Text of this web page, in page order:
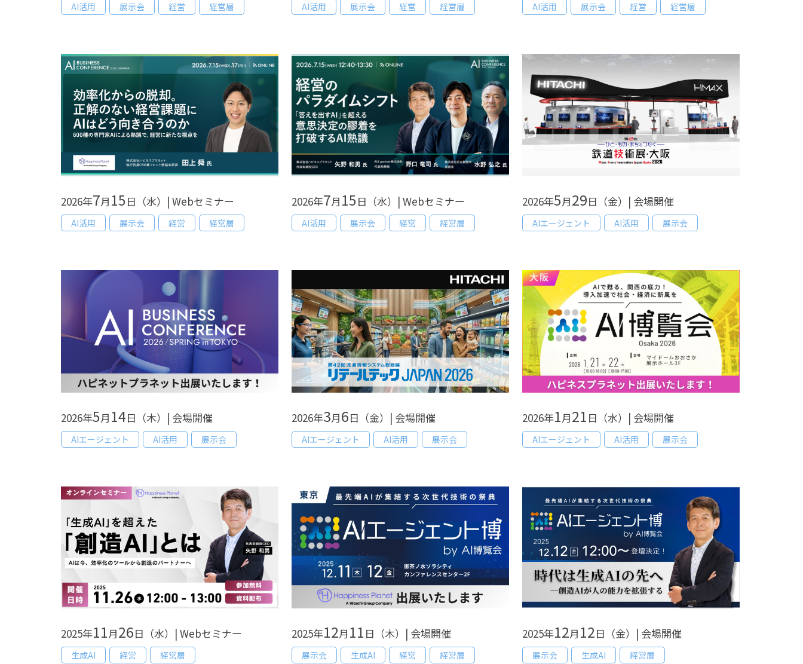
AI活用 展示会 経営 経営層 AI活用 展示会 経営 経営層 AI活用 展示会 経営 経営層
2026年7月 15 日（水）| Webセミナー
AI活用 展示会 経営 経営層
2026年7月 15 日（水）| Webセミナー
AI活用 展示会 経営 経営層
2026年5月29日（金）| 会場開催
AIエージェント AI活用 展示会
2026年5月 14日（木）| 会場開催
AIエージェント AI活用 展示会
2026年3月6日（金）| 会場開催
AIエージェント AI活用 展示会
2026年1月21 日（水）| 会場開催
AIエージェント AI活用 展示会
2025年11月26日（水）| Webセミナー
生成AI 経営 経営層
2025年12月 11 日（木）| 会場開催
展示会 生成AI 経営 経営層
2025年12月 12日（金）| 会場開催
展示会 生成AI 経営層